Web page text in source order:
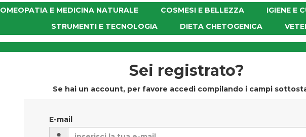
OMEOPATIA E MEDICINA NATURALE COSMESI E BELLEZZA IGIENE E
STRUMENTI E TECNOLOGIA
DIETA CHETOGENICA
Sei registrato?
Se hai un account, per favore accedi compilando i campi
E-mail